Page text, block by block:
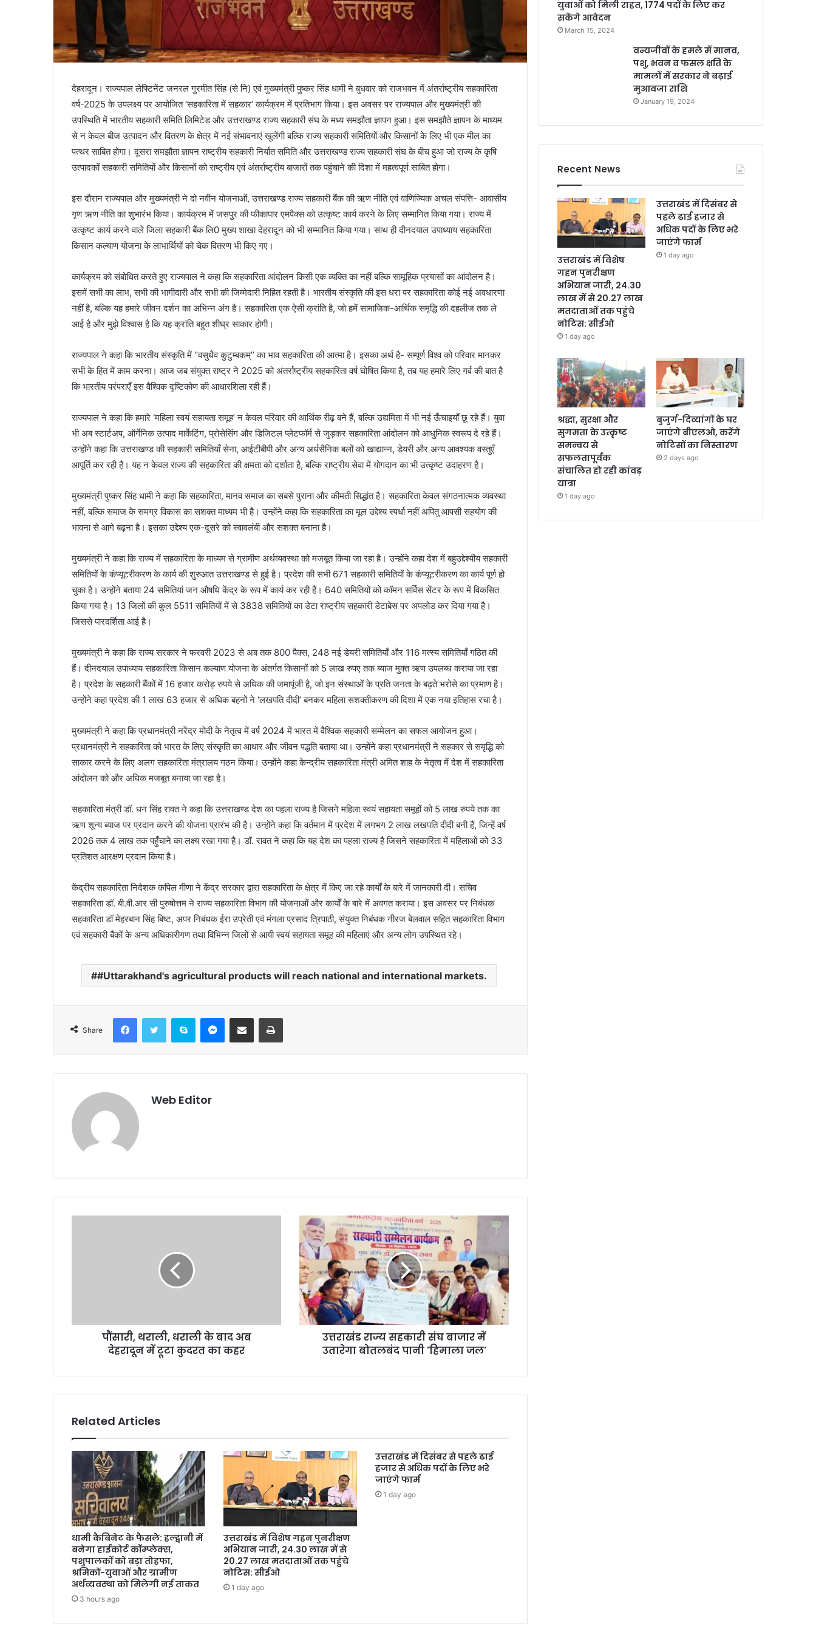
देहरादून। राज्यपाल लेफ्टिनेंट जनरल गुरमीत सिंह (से नि) एवं मुख्यमंत्री पुष्कर सिंह धामी ने बुधवार को राजभवन में अंतर्राष्ट्रीय सहकारिता
वर्ष-2025 के उपलक्ष्य पर आयोजित ‘सहकारिता में सहकार’ कार्यक्रम में प्रतिभाग किया। इस अवसर पर राज्यपाल और मुख्यमंत्री की
उपस्थिति में भारतीय सहकारी समिति लिमिटेड और उत्तराखण्ड राज्य सहकारी संघ के मध्य समझौता ज्ञापन हुआ। इस समझौते ज्ञापन के माध्यम
से न केवल बीज उत्पादन और वितरण के क्षेत्र में नई संभावनाएं खुलेंगी बल्कि राज्य सहकारी समितियों और किसानों के लिए भी एक मील का
पत्थर साबित होगा। दूसरा समझौता ज्ञापन राष्ट्रीय सहकारी निर्यात समिति और उत्तराखण्ड राज्य सहकारी संघ के बीच हुआ जो राज्य के कृषि
उत्पादकों सहकारी समितियों और किसानों को राष्ट्रीय एवं अंतर्राष्ट्रीय बाजारों तक पहुंचाने की दिशा में महत्वपूर्ण साबित होगा।
इस दौरान राज्यपाल और मुख्यमंत्री ने दो नवीन योजनाओं, उत्तराखण्ड राज्य सहकारी बैंक की ऋण नीति एवं वाणिज्यिक अचल संपत्ति- आवासीय
गृण ऋण नीति का शुभारंभ किया। कार्यक्रम में जसपुर की फीकापार एमपैक्स को उत्कृष्ट कार्य करने के लिए सम्मानित किया गया। राज्य में
उत्कृष्ट कार्य करने वाले जिला सहकारी बैंक लि0 मुख्य शाखा देहरादून को भी सम्मानित किया गया। साथ ही दीनदयाल उपाध्याय सहकारिता
किसान कल्याण योजना के लाभार्थियों को चेक वितरण भी किए गए।
कार्यक्रम को संबोधित करते हुए राज्यपाल ने कहा कि सहकारिता आंदोलन किसी एक व्यक्ति का नहीं बल्कि सामूहिक प्रयासों का आंदोलन है।
इसमें सभी का लाभ, सभी की भागीदारी और सभी की जिम्मेदारी निहित रहती है। भारतीय संस्कृति की इस धरा पर सहकारिता कोई नई अवधारणा
नहीं है, बल्कि यह हमारे जीवन दर्शन का अभिन्न अंग है। सहकारिता एक ऐसी क्रांति है, जो हमें सामाजिक-आर्थिक समृद्धि की दहलीज तक ले
आई है और मुझे विश्वास है कि यह क्रांति बहुत शीघ्र साकार होगी।
राज्यपाल ने कहा कि भारतीय संस्कृति में ‘‘वसुधैव कुटुम्बकम्’’ का भाव सहकारिता की आत्मा है। इसका अर्थ है- सम्पूर्ण विश्व को परिवार मानकर
सभी के हित में काम करना। आज जब संयुक्त राष्ट्र ने 2025 को अंतर्राष्ट्रीय सहकारिता वर्ष घोषित किया है, तब यह हमारे लिए गर्व की बात है
कि भारतीय परंपराएँ इस वैश्विक दृष्टिकोण की आधारशिला रही हैं।
राज्यपाल ने कहा कि हमारे ‘महिला स्वयं सहायता समूह’ न केवल परिवार की आर्थिक रीढ़ बने हैं, बल्कि उद्यमिता में भी नई ऊँचाइयाँ छू रहे हैं। युवा
भी अब स्टार्टअप, ऑर्गेनिक उत्पाद मार्केटिंग, प्रोसेसिंग और डिजिटल प्लेटफॉर्म से जुड़कर सहकारिता आंदोलन को आधुनिक स्वरूप दे रहे हैं।
उन्होंने कहा कि उत्तराखण्ड की सहकारी समितियाँ सेना, आईटीबीपी और अन्य अर्धसैनिक बलों को खाद्यान्न, डेयरी और अन्य आवश्यक वस्तुएँ
आपूर्ति कर रही हैं। यह न केवल राज्य की सहकारिता की क्षमता को दर्शाता है, बल्कि राष्ट्रीय सेवा में योगदान का भी उत्कृष्ट उदाहरण है।
मुख्यमंत्री पुष्कर सिंह धामी ने कहा कि सहकारिता, मानव समाज का सबसे पुराना और कीमती सिद्धांत है। सहकारिता केवल संगठनात्मक व्यवस्था
नहीं, बल्कि समाज के समग्र विकास का सशक्त माध्यम भी है। उन्होंने कहा कि सहकारिता का मूल उद्देश्य स्पर्धा नहीं अपितु आपसी सहयोग की
भावना से आगे बढ़ना है। इसका उद्देश्य एक-दूसरे को स्वावलंबी और सशक्त बनाना है।
मुख्यमंत्री ने कहा कि राज्य में सहकारिता के माध्यम से ग्रामीण अर्थव्यवस्था को मजबूत किया जा रहा है। उन्होंने कहा देश में बहुउद्देश्यीय सहकारी
समितियों के कंप्यूटरीकरण के कार्य की शुरुआत उत्तराखण्ड से हुई है। प्रदेश की सभी 671 सहकारी समितियों के कंप्यूटरीकरण का कार्य पूर्ण हो
चुका है। उन्होंने बताया 24 समितियां जन औषधि केंद्र के रूप में कार्य कर रही हैं। 640 समितियों को कॉमन सर्विस सेंटर के रूप में विकसित
किया गया है। 13 जिलों की कुल 5511 समितियों में से 3838 समितियों का डेटा राष्ट्रीय सहकारी डेटाबेस पर अपलोड कर दिया गया है।
जिससे पारदर्शिता आई है।
मुख्यमंत्री ने कहा कि राज्य सरकार ने फरवरी 2023 से अब तक 800 पैक्स, 248 नई डेयरी समितियाँ और 116 मत्स्य समितियाँ गठित की
हैं। दीनदयाल उपाध्याय सहकारिता किसान कल्याण योजना के अंतर्गत किसानों को 5 लाख रुपए तक ब्याज मुक्त ऋण उपलब्ध कराया जा रहा
है। प्रदेश के सहकारी बैंकों में 16 हजार करोड़ रुपये से अधिक की जमापूंजी है, जो इन संस्थाओं के प्रति जनता के बढ़ते भरोसे का प्रमाण है।
उन्होंने कहा प्रदेश की 1 लाख 63 हजार से अधिक बहनों ने ‘लखपति दीदी’ बनकर महिला सशक्तीकरण की दिशा में एक नया इतिहास रचा है।
मुख्यमंत्री ने कहा कि प्रधानमंत्री नरेंद्र मोदी के नेतृत्व में वर्ष 2024 में भारत में वैश्विक सहकारी सम्मेलन का सफल आयोजन हुआ।
प्रधानमंत्री ने सहकारिता को भारत के लिए संस्कृति का आधार और जीवन पद्धति बताया था। उन्होंने कहा प्रधानमंत्री ने सहकार से समृद्धि को
साकार करने के लिए अलग सहकारिता मंत्रालय गठन किया। उन्होंने कहा केन्द्रीय सहकारिता मंत्री अमित शाह के नेतृत्व में देश में सहकारिता
आंदोलन को और अधिक मजबूत बनाया जा रहा है।
सहकारिता मंत्री डॉ. धन सिंह रावत ने कहा कि उत्तराखण्ड देश का पहला राज्य है जिसने महिला स्वयं सहायता समूहों को 5 लाख रुपये तक का
ऋण शून्य ब्याज पर प्रदान करने की योजना प्रारंभ की है। उन्होंने कहा कि वर्तमान में प्रदेश में लगभग 2 लाख लखपति दीदी बनी हैं, जिन्हें वर्ष
2026 तक 4 लाख तक पहुँचाने का लक्ष्य रखा गया है। डॉ. रावत ने कहा कि यह देश का पहला राज्य है जिसने सहकारिता में महिलाओं को 33
प्रतिशत आरक्षण प्रदान किया है।
केंद्रीय सहकारिता निदेशक कपिल मीणा ने केंद्र सरकार द्वारा सहकारिता के क्षेत्र में किए जा रहे कार्यों के बारे में जानकारी दी। सचिव
सहकारिता डॉ. बी.वी.आर सी पुरुषोत्तम ने राज्य सहकारिता विभाग की योजनाओं और कार्यों के बारे में अवगत कराया। इस अवसर पर निबंधक
सहकारिता डॉ मेहरबान सिंह बिष्ट, अपर निबंधक ईरा उप्रेती एवं मंगला प्रसाद त्रिपाठी, संयुक्त निबंधक नीरज बेलवाल सहित सहकारिता विभाग
एवं सहकारी बैंकों के अन्य अधिकारीगण तथा विभिन्न जिलों से आयी स्वयं सहायता समूह की महिलाएं और अन्य लोग उपस्थित रहे।
#Uttarakhand's agricultural products will reach national and international markets.
Share
Web Editor
पौंसारी, थराली, धराली के बाद अब
देहरादून में टूटा कुदरत का कहर
उत्तराखंड राज्य सहकारी संघ बाजार में
उतारेगा बोतलबंद पानी 'हिमाला जल'
Related Articles
धामी कैबिनेट के फैसले: हल्द्वानी में
बनेगा हाईकोर्ट कॉम्प्लेक्स,
पशुपालकों को बड़ा तोहफा,
श्रमिकों-युवाओं और ग्रामीण
अर्थव्यवस्था को मिलेगी नई ताकत
3 hours ago
उत्तराखंड में विशेष गहन पुनरीक्षण
अभियान जारी, 24.30 लाख में से
20.27 लाख मतदाताओं तक पहुंचे
नोटिस: सीईओ
1 day ago
उत्तराखंड में दिसंबर से पहले ढाई
हजार से अधिक पदों के लिए भरे
जाएंगे फार्म
1 day ago
युवाओं को मिली राहत, 1774 पदों के लिए कर
सकेंगे आवेदन
March 15, 2024
वन्यजीवों के हमले में मानव,
पशु, भवन व फसल क्षति के
मामलों में सरकार ने बढ़ाई
मुआवजा राशि
January 19, 2024
Recent News
उत्तराखंड में विशेष
गहन पुनरीक्षण
अभियान जारी, 24.30
लाख में से 20.27 लाख
मतदाताओं तक पहुंचे
नोटिस: सीईओ
1 day ago
उत्तराखंड में दिसंबर से
पहले ढाई हजार से
अधिक पदों के लिए भरे
जाएंगे फार्म
1 day ago
श्रद्धा, सुरक्षा और
सुगमता के उत्कृष्ट
समन्वय से
सफलतापूर्वक
संचालित हो रही कांवड़
यात्रा
1 day ago
बुजुर्ग-दिव्यांगों के घर
जाएंगे बीएलओ, करेंगे
नोटिसों का निस्तारण
2 days ago